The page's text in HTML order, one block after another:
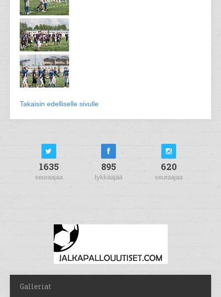
Takaisin edelliselle sivulle
1635
seuraajaa
895
tykkääjää
620
seuraajaa
Galleriat